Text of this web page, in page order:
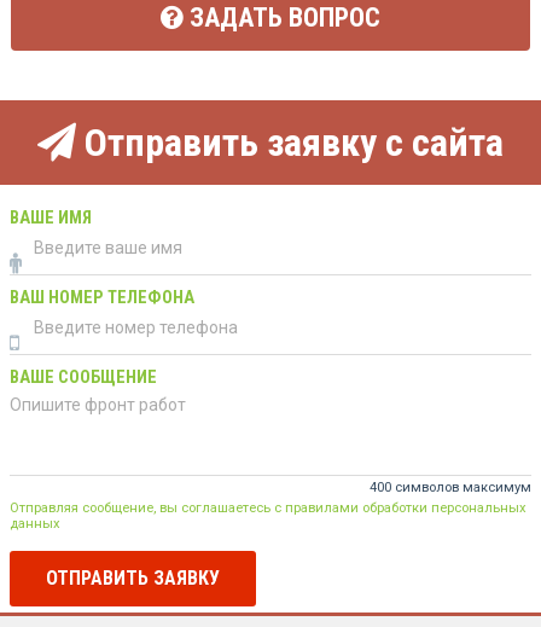
ЗАДАТЬ ВОПРОС
Отправить заявку с сайта
ВАШЕ ИМЯ
ВАШ НОМЕР ТЕЛЕФОНА
ВАШЕ СООБЩЕНИЕ
400 символов максимум
Отправляя сообщение, вы соглашаетесь с правилами обработки персональных
данных
ОТПРАВИТЬ ЗАЯВКУ